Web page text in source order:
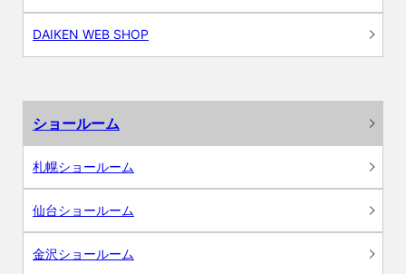
DAIKEN WEB SHOP
ショールーム
札幌ショールーム
仙台ショールーム
金沢ショールーム